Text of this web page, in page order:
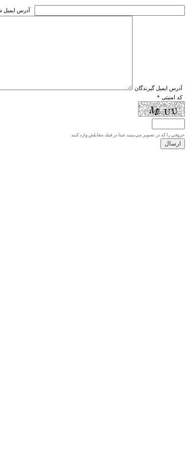
* آدرس ايميل
* آدرس ايميل گيرندگان
* کد امنیتی
حروفي را كه در تصوير مي‌بينيد عينا در فيلد مقابلش وارد كنيد